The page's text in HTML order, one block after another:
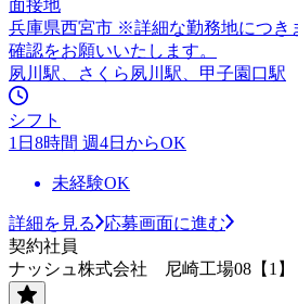
面接地
兵庫県西宮市 ※詳細な勤務地につき
確認をお願いいたします。
夙川駅、さくら夙川駅、甲子園口駅
シフト
1日8時間 週4日からOK
未経験OK
詳細を見る
応募画面に進む
契約社員
ナッシュ株式会社 尼崎工場08【1】